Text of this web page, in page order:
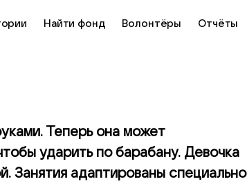
Найти фонд Волонтёры Отчёты
Теперь она может
ударить по барабану. Девочка
Занятия адаптированы специально